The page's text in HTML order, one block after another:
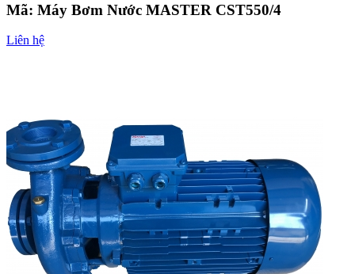
Mã: Máy Bơm Nước MASTER CST550/4
Liên hệ